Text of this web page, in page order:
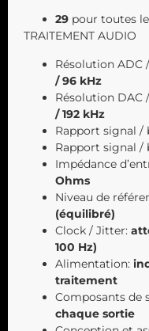
29 pour toutes
TRAITEMENT AUDIO
Résolution ADC
/ 96 kHz
Résolution DAC
/ 192 kHz
Rapport signal /
Rapport signal /
Impédance
Ohms
Niveau de
(équilibré)
Clock / Jitter:
100 Hz)
Alimentation:
traitement
Composants de
chaque sortie